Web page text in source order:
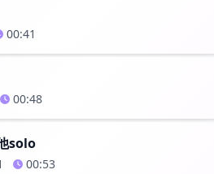
00:41
00:48
solo
00:53